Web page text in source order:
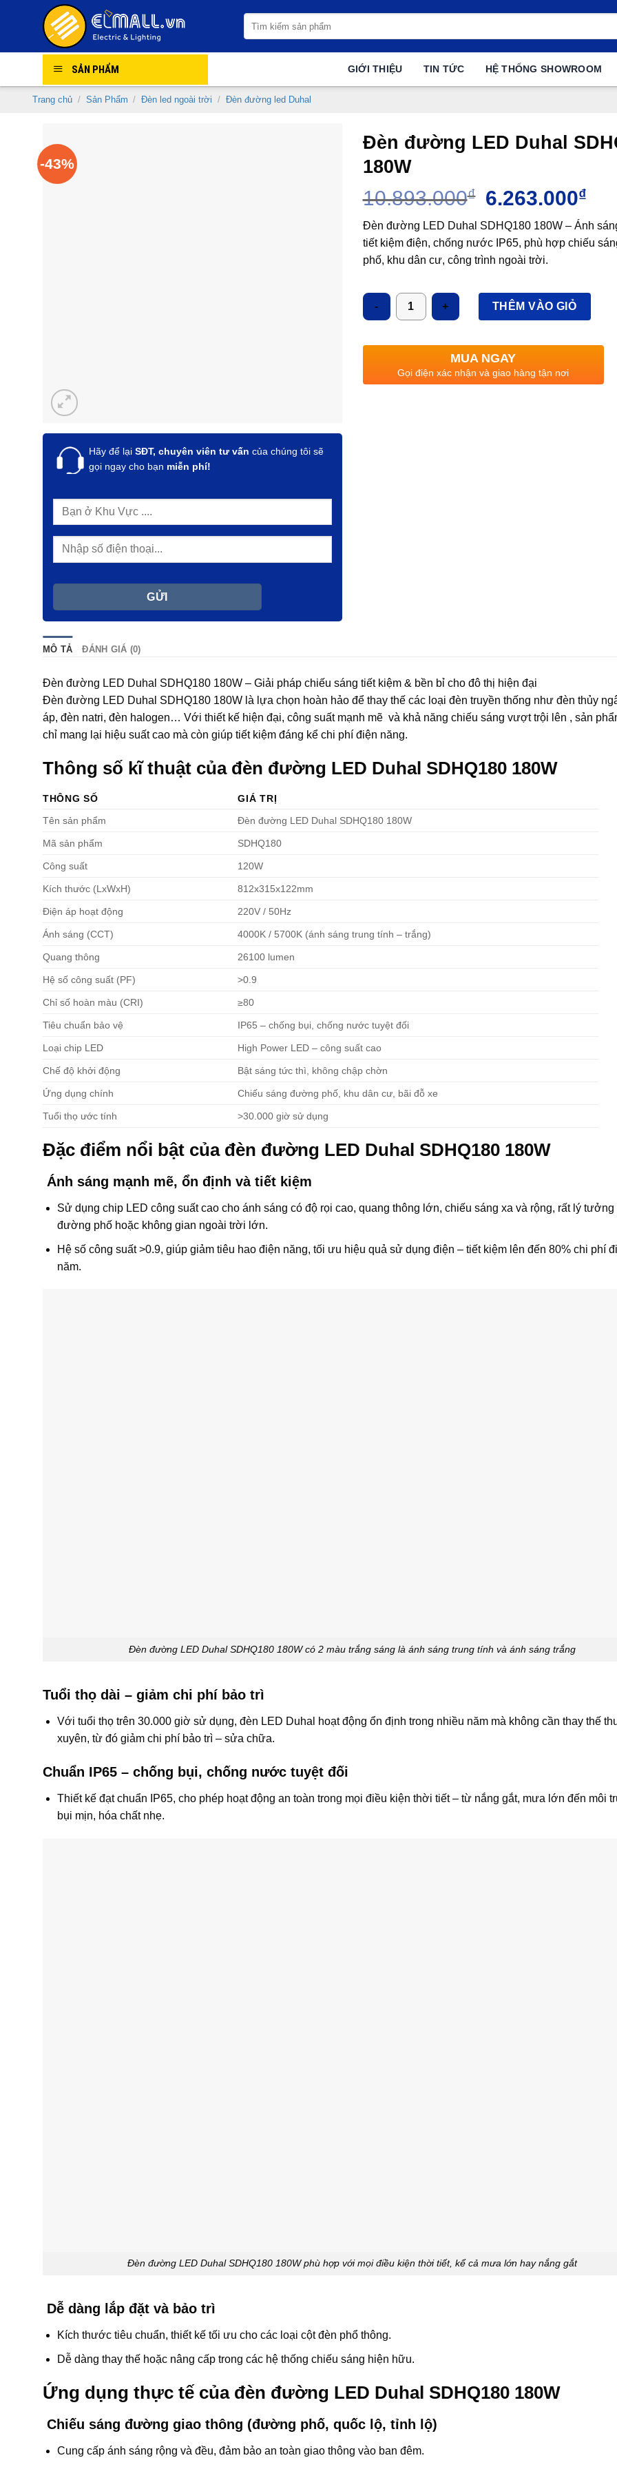
kiếm:
SẢN PHẨM GIỚI THIỆU TIN TỨC HỆ THỐNG SHOWROOM
Trang chủ / Sản Phẩm / Đèn led ngoài trời / Đèn đường led Duhal
-43%
Hãy để lại SĐT, chuyên viên tư vấn của chúng tôi sẽ
gọi ngay cho bạn miễn phí!
Đèn đường LED Duhal
180W
10.893.000₫
Giá
gốc
là:
10.893.000₫.
6.263.000₫Giá
tại
là:
Đèn đường LED Duhal SDHQ180 180W – Ánh
tiết kiệm điện, chống nước IP65, phù hợp chiếu
phố, khu dân cư, công trình ngoài trời.
Số lượng
THÊM VÀO GIỎ
MUA NGAY
Gọi điện xác nhận và giao hàng tận nơi
MÔ TẢ ĐÁNH GIÁ (0)
Đèn đường LED Duhal SDHQ180 180W – Giải pháp chiếu sáng tiết kiệm & bền bỉ cho đô thị hiện đại
Đèn đường LED Duhal SDHQ180 180W là lựa chọn hoàn hảo để thay thế các loại đèn truyền thống như đèn thủy
áp, đèn natri, đèn halogen… Với thiết kế hiện đại, công suất mạnh mẽ và khả năng chiếu sáng vượt trội lên , sản
chỉ mang lại hiệu suất cao mà còn giúp tiết kiệm đáng kể chi phí điện năng.
Thông số kĩ thuật của đèn đường LED Duhal SDHQ180 180W
THÔNG SỐ
GIÁ TRỊ
Tên sản phẩm
Đèn đường LED Duhal SDHQ180 180W
Mã sản phẩm SDHQ180
Công suất 120W
Kích thước (LxWxH) 812x315x122mm
Điện áp hoạt động 220V / 50Hz
Ánh sáng (CCT) 4000K / 5700K (ánh sáng trung tính – trắng)
Quang thông 26100 lumen
Hệ số công suất (PF) >0.9
Chỉ số hoàn màu (CRI) ≥80
Tiêu chuẩn bảo vệ IP65 – chống bụi, chống nước tuyệt đối
Loại chip LED High Power LED – công suất cao
Chế độ khởi động Bật sáng tức thì, không chập chờn
Ứng dụng chính Chiếu sáng đường phố, khu dân cư, bãi đỗ xe
Tuổi thọ ước tính >30.000 giờ sử dụng
Đặc điểm nổi bật của đèn đường LED Duhal SDHQ180 180W
Ánh sáng mạnh mẽ, ổn định và tiết kiệm
Sử dụng chip LED công suất cao cho ánh sáng có độ rọi cao, quang thông lớn, chiếu sáng xa và rộng, rất lý tưởng
đường phố hoặc không gian ngoài trời lớn.
Hệ số công suất >0.9, giúp giảm tiêu hao điện năng, tối ưu hiệu quả sử dụng điện – tiết kiệm lên đến 80% chi phí
năm.
Đèn đường LED Duhal SDHQ180 180W có 2 màu trắng sáng là ánh sáng trung tính và ánh sáng trắng
Tuổi thọ dài – giảm chi phí bảo trì
Với tuổi thọ trên 30.000 giờ sử dụng, đèn LED Duhal hoạt động ổn định trong nhiều năm mà không cần thay thế
xuyên, từ đó giảm chi phí bảo trì – sửa chữa.
Chuẩn IP65 – chống bụi, chống nước tuyệt đối
Thiết kế đạt chuẩn IP65, cho phép hoạt động an toàn trong mọi điều kiện thời tiết – từ nắng gắt, mưa lớn đến môi
bụi mịn, hóa chất nhẹ.
Đèn đường LED Duhal SDHQ180 180W phù hợp với mọi điều kiện thời tiết, kể cả mưa lớn hay nắng gắt
Dễ dàng lắp đặt và bảo trì
Kích thước tiêu chuẩn, thiết kế tối ưu cho các loại cột đèn phổ thông.
Dễ dàng thay thế hoặc nâng cấp trong các hệ thống chiếu sáng hiện hữu.
Ứng dụng thực tế của đèn đường LED Duhal SDHQ180 180W
Chiếu sáng đường giao thông (đường phố, quốc lộ, tỉnh lộ)
Cung cấp ánh sáng rộng và đều, đảm bảo an toàn giao thông vào ban đêm.